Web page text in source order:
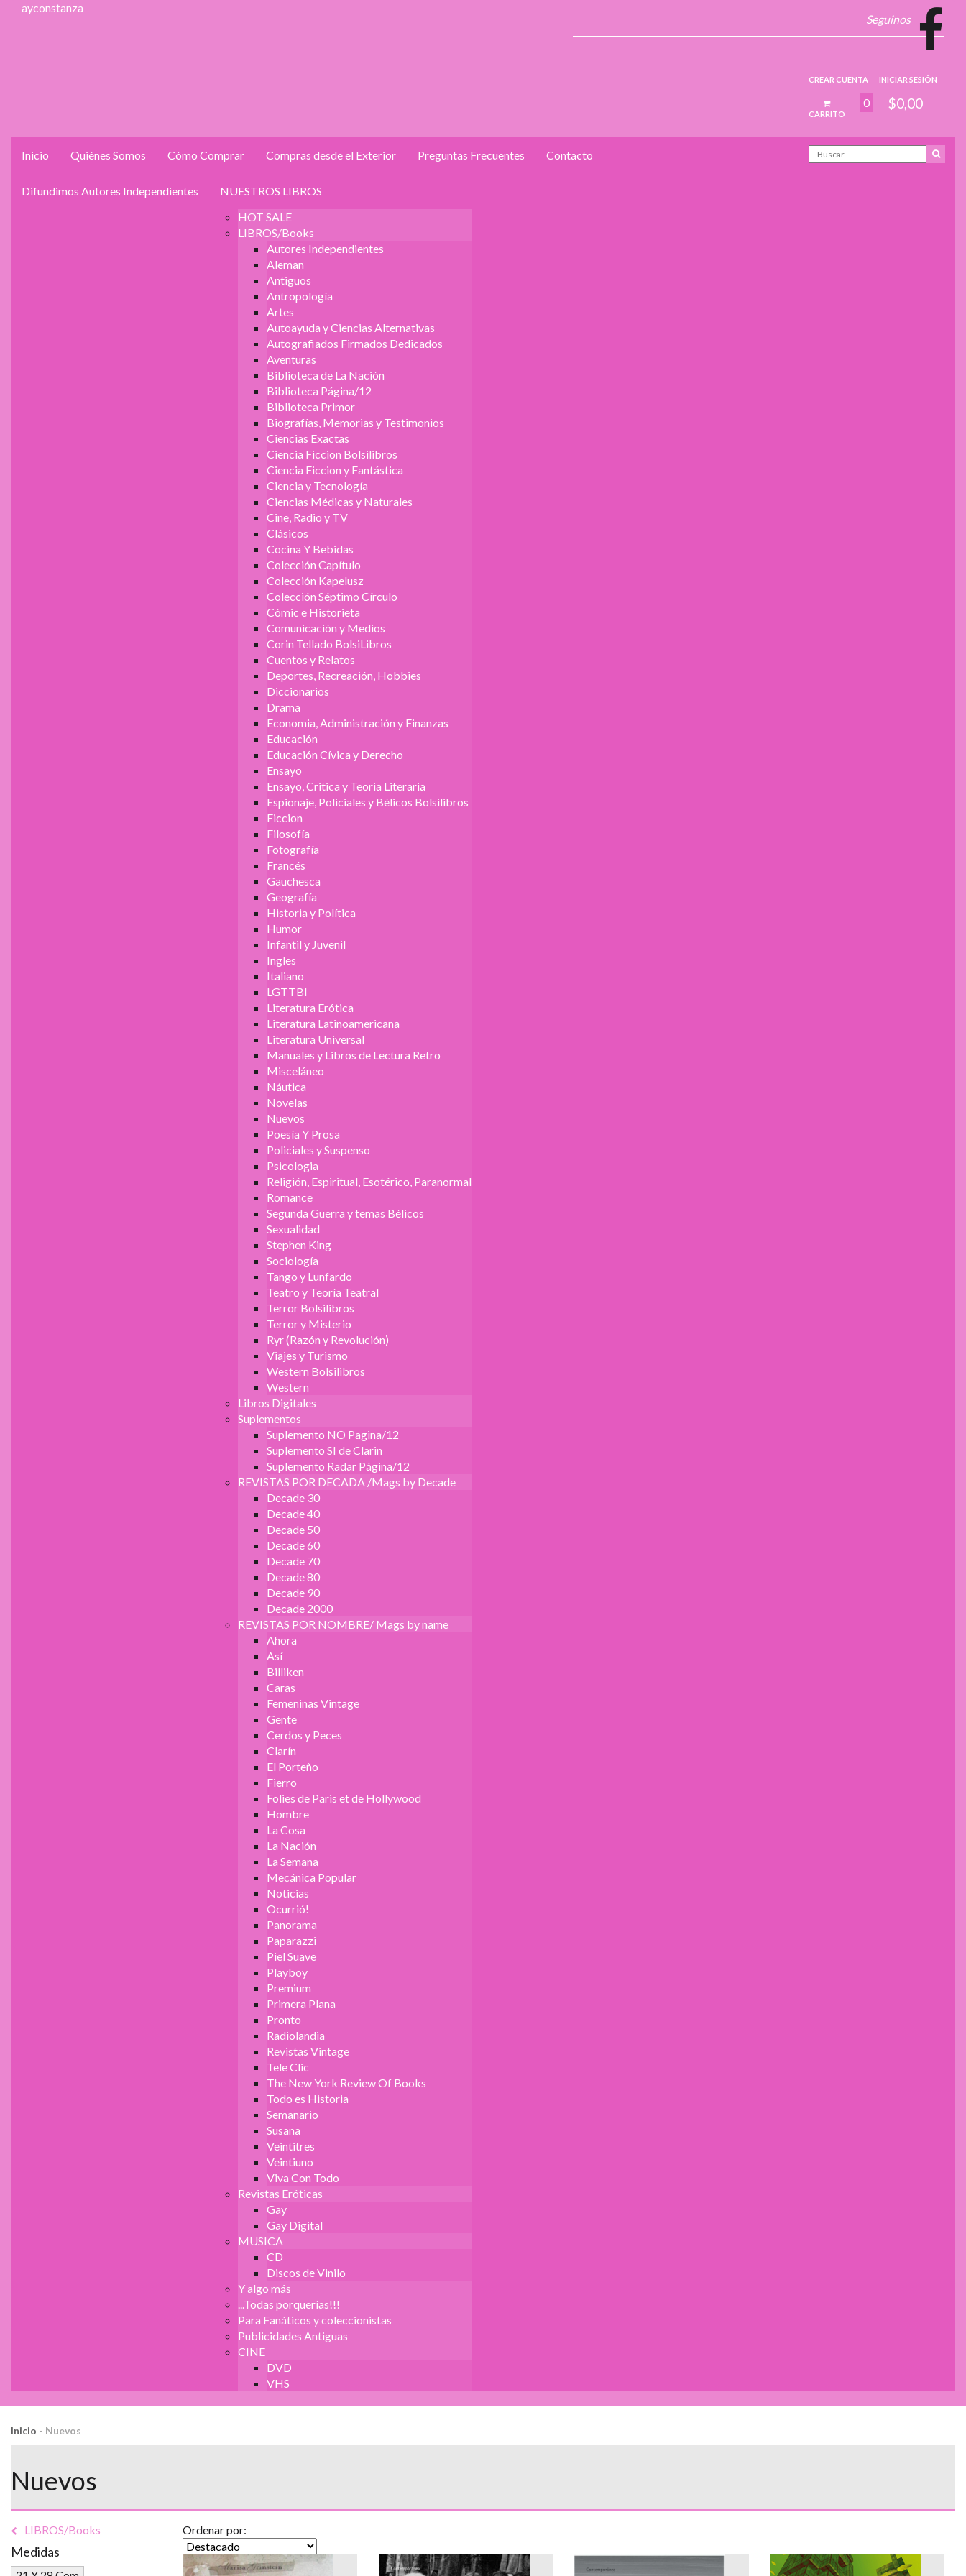
ayconstanza
Seguinos
CREAR CUENTA INICIAR SESIÓN
CARRITO
0 $0,00
Inicio Quiénes Somos Cómo Comprar Compras desde el Exterior Preguntas Frecuentes Contacto
Difundimos Autores Independientes
NUESTROS LIBROS
HOT SALE
LIBROS/Books
Autores Independientes
Aleman
Antiguos
Antropología
Artes
Autoayuda y Ciencias Alternativas
Autografiados Firmados Dedicados
Aventuras
Biblioteca de La Nación
Biblioteca Página/12
Biblioteca Primor
Biografías, Memorias y Testimonios
Ciencias Exactas
Ciencia Ficcion Bolsilibros
Ciencia Ficcion y Fantástica
Ciencia y Tecnología
Ciencias Médicas y Naturales
Cine, Radio y TV
Clásicos
Cocina Y Bebidas
Colección Capítulo
Colección Kapelusz
Colección Séptimo Círculo
Cómic e Historieta
Comunicación y Medios
Corin Tellado BolsiLibros
Cuentos y Relatos
Deportes, Recreación, Hobbies
Diccionarios
Drama
Economia, Administración y Finanzas
Educación
Educación Cívica y Derecho
Ensayo
Ensayo, Critica y Teoria Literaria
Espionaje, Policiales y Bélicos Bolsilibros
Ficcion
Filosofía
Fotografía
Francés
Gauchesca
Geografía
Historia y Política
Humor
Infantil y Juvenil
Ingles
Italiano
LGTTBI
Literatura Erótica
Literatura Latinoamericana
Literatura Universal
Manuales y Libros de Lectura Retro
Misceláneo
Náutica
Novelas
Nuevos
Poesía Y Prosa
Policiales y Suspenso
Psicologia
Religión, Espiritual, Esotérico, Paranormal
Romance
Segunda Guerra y temas Bélicos
Sexualidad
Stephen King
Sociología
Tango y Lunfardo
Teatro y Teoría Teatral
Terror Bolsilibros
Terror y Misterio
Ryr (Razón y Revolución)
Viajes y Turismo
Western Bolsilibros
Western
Libros Digitales
Suplementos
Suplemento NO Pagina/12
Suplemento SI de Clarin
Suplemento Radar Página/12
REVISTAS POR DECADA /Mags by Decade
Decade 30
Decade 40
Decade 50
Decade 60
Decade 70
Decade 80
Decade 90
Decade 2000
REVISTAS POR NOMBRE/ Mags by name
Ahora
Así
Billiken
Caras
Femeninas Vintage
Gente
Cerdos y Peces
Clarín
El Porteño
Fierro
Folies de Paris et de Hollywood
Hombre
La Cosa
La Nación
La Semana
Mecánica Popular
Noticias
Ocurrió!
Panorama
Paparazzi
Piel Suave
Playboy
Premium
Primera Plana
Pronto
Radiolandia
Revistas Vintage
Tele Clic
The New York Review Of Books
Todo es Historia
Semanario
Susana
Veintitres
Veintiuno
Viva Con Todo
Revistas Eróticas
Gay
Gay Digital
MUSICA
CD
Discos de Vinilo
Y algo más
...Todas porquerías!!!
Para Fanáticos y coleccionistas
Publicidades Antiguas
CINE
DVD
VHS
Inicio - Nuevos
Nuevos
LIBROS/Books
Medidas
Ordenar por: